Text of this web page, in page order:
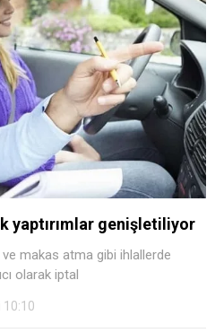
yaptırımlar genişletiliyor
makas atma gibi ihlallerde
olarak iptal